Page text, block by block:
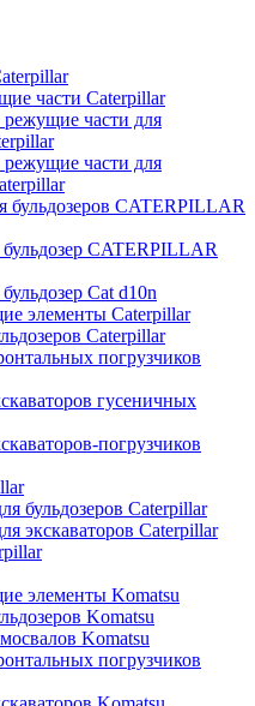
части Caterpillar
режущие части для
режущие части для
бульдозеров CATERPILLAR
бульдозер CATERPILLAR
Сat d10n
элементы Caterpillar
Caterpillar
погрузчиков
гусеничных
погрузчиков
бульдозеров Caterpillar
экскаваторов Caterpillar
элементы Komatsu
Komatsu
Komatsu
погрузчиков